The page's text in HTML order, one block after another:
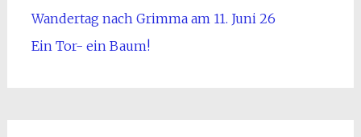
Wandertag nach Grimma am 11. Juni 26
Ein Tor- ein Baum!